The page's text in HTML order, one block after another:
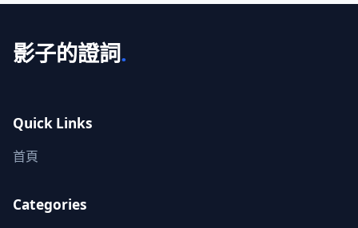
影子的證詞.
Quick Links
首頁
Categories